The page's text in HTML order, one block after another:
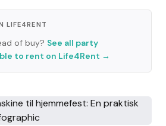
LIFE4RENT
of buy? See all party
to rent on Life4Rent →